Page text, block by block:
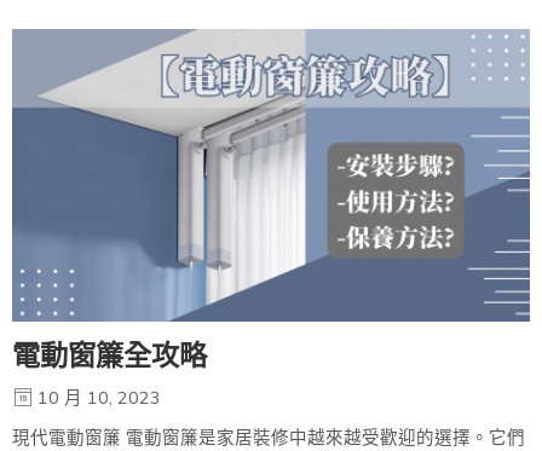
電動窗簾全攻略
10 月 10, 2023
現代電動窗簾 電動窗簾是家居裝修中越來越受歡迎的選擇。它們